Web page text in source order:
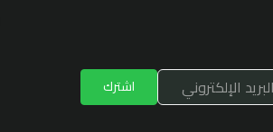
اشترك